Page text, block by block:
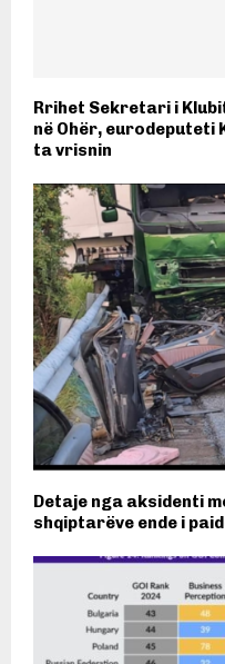
Rrihet Sekretari i
në Ohër, eurodeputeti
ta vrisnin
Detaje nga aksidenti
shqiptarëve ende i